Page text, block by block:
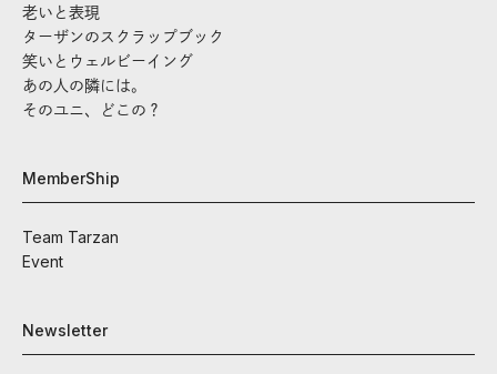
老いと表現
ターザンのスクラップブック
笑いとウェルビーイング
あの人の隣には。
そのユニ、どこの？
MemberShip
Team Tarzan
Event
Newsletter